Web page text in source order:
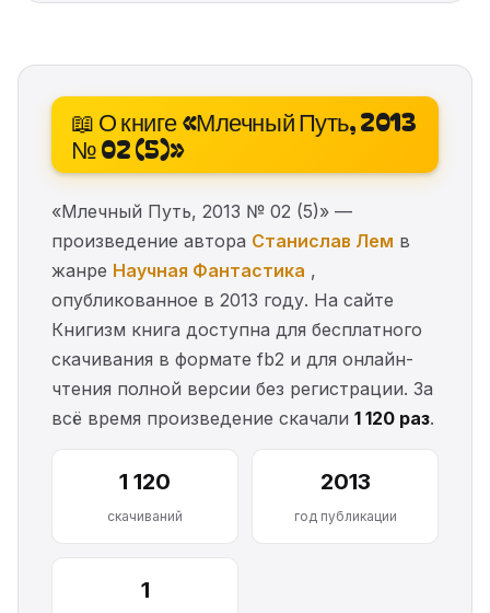
📖 О книге «Млечный Путь, 2013
№ 02 (5)»
«Млечный Путь, 2013 № 02 (5)» —
произведение автора Станислав Лем в
жанре Научная Фантастика ,
опубликованное в 2013 году. На сайте
Книгизм книга доступна для бесплатного
скачивания в формате fb2 и для онлайн-
чтения полной версии без регистрации. За
всё время произведение скачали 1 120 раз.
1 120
скачиваний
2013
год публикации
1